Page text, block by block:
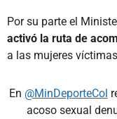
Por su parte el
activó la ruta de
a las mujeres
En @MinDeporteCol
acoso sexual